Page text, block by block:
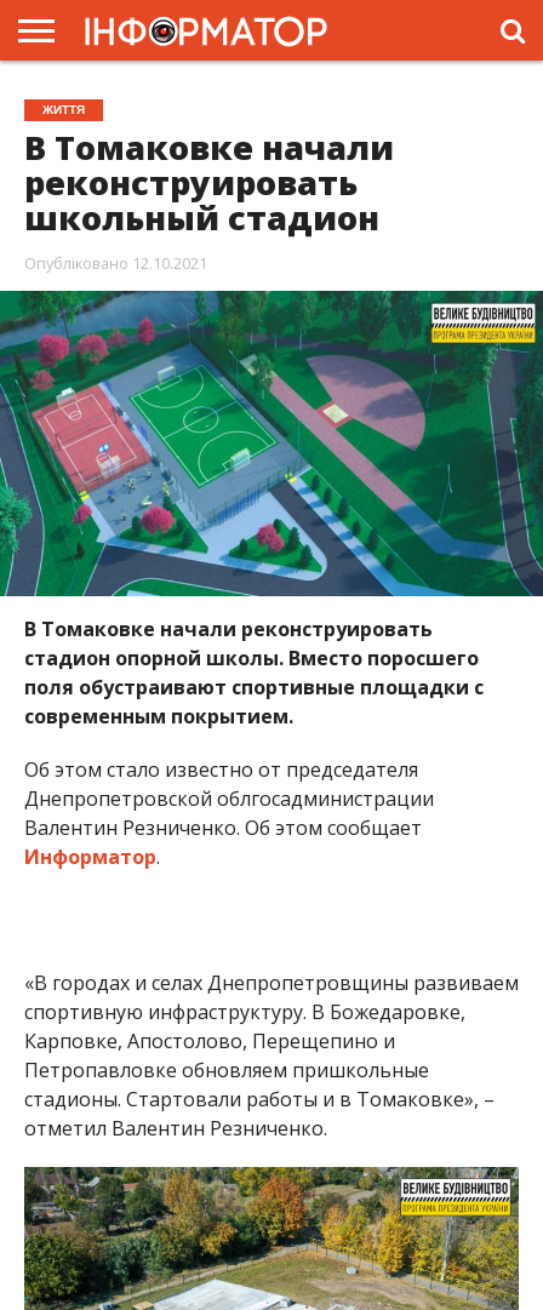
ГОЛОВНА
ЖИТТЯ
ВЛАДА
ГРОШІ
ТРЕШ
ПРЕС-
РЕЛІЗИ
РЕКЛАМА
ПРОЕКТИ
ЖИТТЯ
В Томаковке начали
реконструировать
школьный стадион
Опубліковано 12.10.2021
В Томаковке начали реконструировать
стадион опорной школы. Вместо поросшего
поля обустраивают спортивные площадки с
современным покрытием.
Об этом стало известно от председателя
Днепропетровской облгосадминистрации
Валентин Резниченко. Об этом сообщает
Информатор.
«В городах и селах Днепропетровщины развиваем
спортивную инфраструктуру. В Божедаровке,
Карповке, Апостолово, Перещепино и
Петропавловке обновляем пришкольные
стадионы. Стартовали работы и в Томаковке», –
отметил Валентин Резниченко.